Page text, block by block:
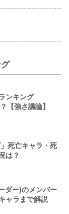
ンキング
【強さ議論】
死亡キャラ・死
は？
ダー)のメンバー
ャラまで解説